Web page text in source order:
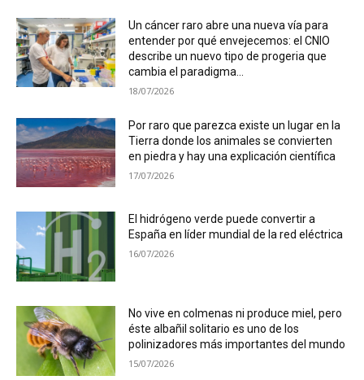
Un cáncer raro abre una nueva vía para
entender por qué envejecemos: el CNIO
describe un nuevo tipo de progeria que
cambia el paradigma...
18/07/2026
Por raro que parezca existe un lugar en la
Tierra donde los animales se convierten
en piedra y hay una explicación científica
17/07/2026
El hidrógeno verde puede convertir a
España en líder mundial de la red eléctrica
16/07/2026
No vive en colmenas ni produce miel, pero
éste albañil solitario es uno de los
polinizadores más importantes del mundo
15/07/2026